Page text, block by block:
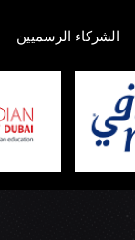
الشركاء الرسميين